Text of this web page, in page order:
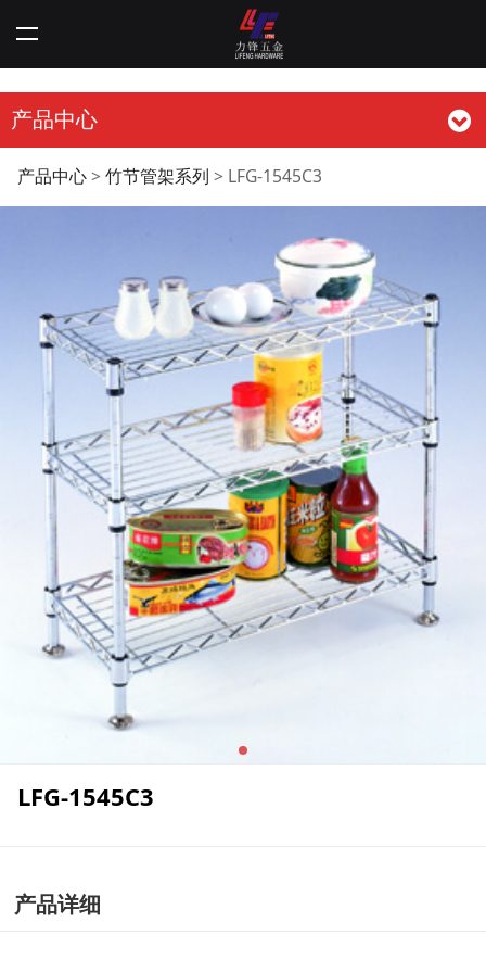
产品中心
LFG-1545C3
产品中心> 竹节管架系列 > LFG-1545C3
LFG-1545C3
产品详细